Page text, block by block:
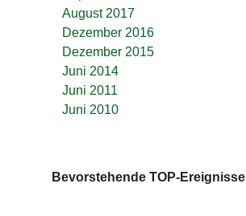
August 2017
Dezember 2016
Dezember 2015
Juni 2014
Juni 2011
Juni 2010
Bevorstehende TOP-Ereignisse